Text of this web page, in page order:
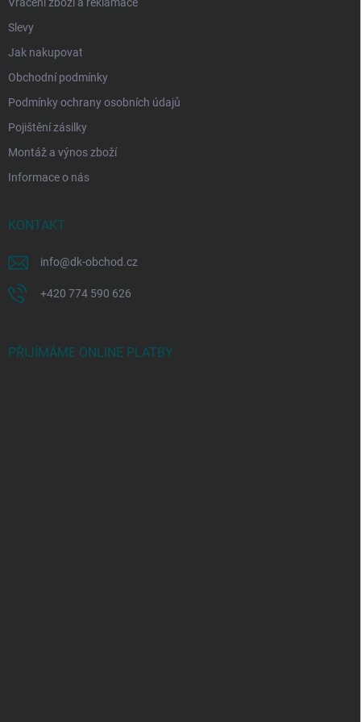
Vrácení zboží a reklamace
Slevy
Jak nakupovat
Obchodní podmínky
Podmínky ochrany osobních údajů
Pojištění zásilky
Montáž a výnos zboží
Informace o nás
KONTAKT
info@dk-obchod.cz
+420 774 590 626
PŘIJÍMÁME ONLINE PLATBY